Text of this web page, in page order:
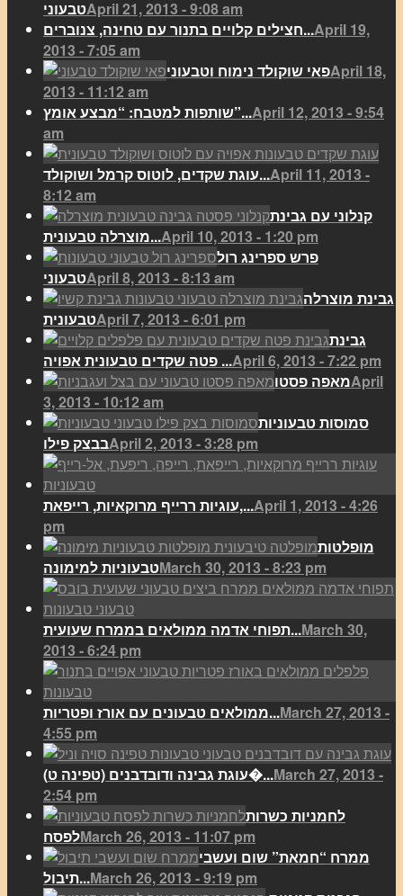
טבעוניApril 21, 2013 - 9:08 am
חצילים קלויים בתנור עם טחינה, צנוברים...April 19,
2013 - 7:05 am
פאי שוקולד נימוח וטבעוניApril 18,
2013 - 11:12 am
שותפות למטבח: “מבצע אומץ”...April 12, 2013 - 9:54
am
עוגת שקדים, לוטוס קרמל ושוקולד...April 11, 2013 -
8:12 am
קנלוני עם גבינת
מוצרלה טבעונית...April 10, 2013 - 1:20 pm
פרש ספרינג רול
טבעוניApril 8, 2013 - 8:13 am
גבינת מוצרלה
טבעוניתApril 7, 2013 - 6:01 pm
גבינת
פטה שקדים טבעונית אפויה ...April 6, 2013 - 7:22 pm
מאפה פסטוApril
3, 2013 - 10:12 am
סמוסות טבעוניות
בבצק פילוApril 2, 2013 - 3:28 pm
עוגיות ררייף מרוקאיות, רייפאת,...April 1, 2013 - 4:26
pm
מופלטות
טבעוניות למימונהMarch 30, 2013 - 8:23 pm
תפוחי אדמה ממולאים בממרח שעועית...March 30,
2013 - 6:24 pm
ממולאים טבעונים עם אורז ופטריות...March 27, 2013 -
4:55 pm
(עוגת גבינה ודובדבנים (טפינה ט�...March 27, 2013 -
2:54 pm
לחמניות כשרות
לפסחMarch 26, 2013 - 11:07 pm
ממרח “חמאת” שום ועשבי
תיבול...March 26, 2013 - 9:19 pm